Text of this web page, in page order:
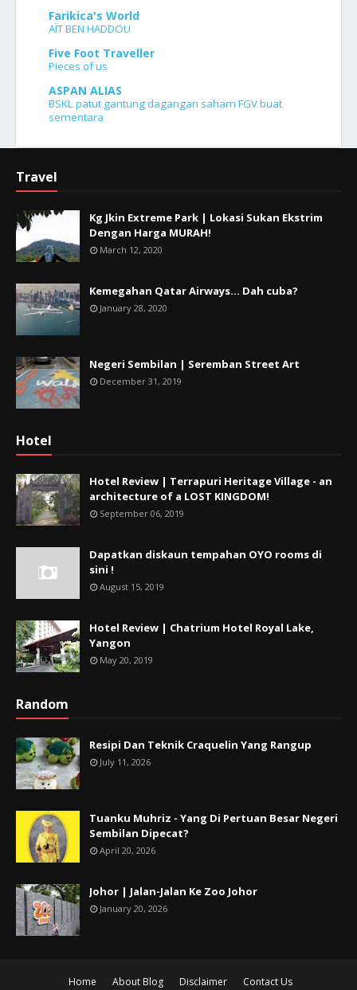
Farikica's World
AÏT BEN HADDOU
Five Foot Traveller
Pieces of us
ASPAN ALIAS
BSKL patut gantung dagangan saham FGV buat
sementara
Travel
Kg Jkin Extreme Park | Lokasi Sukan Ekstrim
Dengan Harga MURAH!
March 12, 2020
Kemegahan Qatar Airways... Dah cuba?
January 28, 2020
Negeri Sembilan | Seremban Street Art
December 31, 2019
Hotel
Hotel Review | Terrapuri Heritage Village - an
architecture of a LOST KINGDOM!
September 06, 2019
Dapatkan diskaun tempahan OYO rooms di
sini !
August 15, 2019
Hotel Review | Chatrium Hotel Royal Lake,
Yangon
May 20, 2019
Random
Resipi Dan Teknik Craquelin Yang Rangup
July 11, 2026
Tuanku Muhriz - Yang Di Pertuan Besar Negeri
Sembilan Dipecat?
April 20, 2026
Johor | Jalan-Jalan Ke Zoo Johor
January 20, 2026
Home About Blog Disclaimer Contact Us